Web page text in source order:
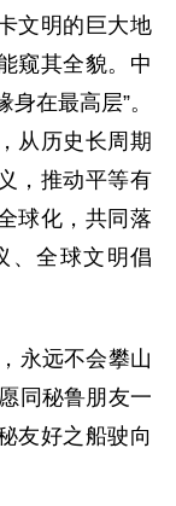
文明的巨大地
窥其全貌。中
在最高层”。
从历史长周期
，推动平等有
球化，共同落
、全球文明倡
永远不会攀山
同秘鲁朋友一
友好之船驶向